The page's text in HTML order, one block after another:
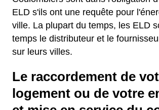
ELD s'ils ont une requête pour
ville. La plupart du temps, les ELD
temps le distributeur et le
sur leurs villes.
Le raccordement de
logement ou de votre